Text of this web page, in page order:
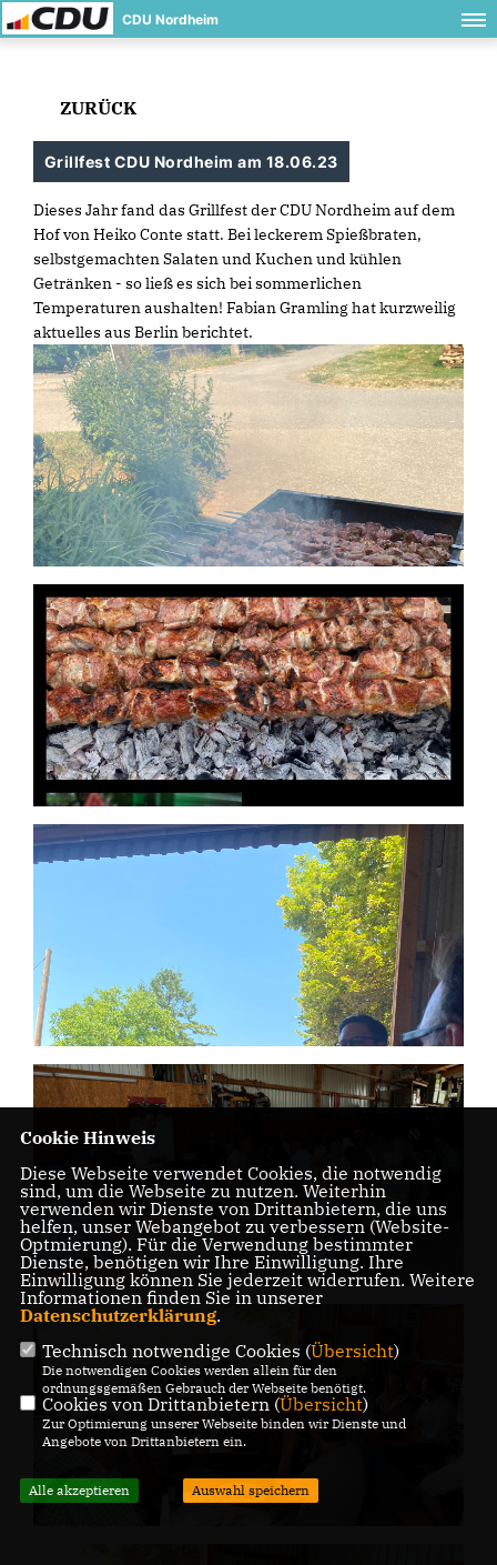
CDU Nordheim
ZURÜCK
Grillfest CDU Nordheim am 18.06.23
Dieses Jahr fand das Grillfest der CDU Nordheim auf dem
Hof von Heiko Conte statt. Bei leckerem Spießbraten,
selbstgemachten Salaten und Kuchen und kühlen
Getränken - so ließ es sich bei sommerlichen
Temperaturen aushalten! Fabian Gramling hat kurzweilig
aktuelles aus Berlin berichtet.
Cookie Hinweis
Diese Webseite verwendet Cookies, die notwendig
sind, um die Webseite zu nutzen. Weiterhin
verwenden wir Dienste von Drittanbietern, die uns
helfen, unser Webangebot zu verbessern (Website-
Optmierung). Für die Verwendung bestimmter
Dienste, benötigen wir Ihre Einwilligung. Ihre
Einwilligung können Sie jederzeit widerrufen. Weitere
Informationen finden Sie in unserer
Datenschutzerklärung.
Technisch notwendige Cookies (Übersicht)
Die notwendigen Cookies werden allein für den
ordnungsgemäßen Gebrauch der Webseite benötigt.
Cookies von Drittanbietern (Übersicht)
Zur Optimierung unserer Webseite binden wir Dienste und
Angebote von Drittanbietern ein.
Alle akzeptieren Auswahl speichern